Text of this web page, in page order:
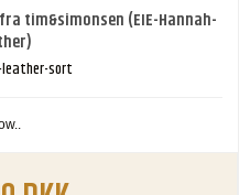
tim&simonsen (EIE-Hannah-
leather-sort